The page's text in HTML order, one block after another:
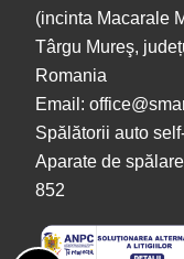
(incinta Macarale
Târgu Mureş,
Romania
Email:
Spălătorii auto
Aparate de
852